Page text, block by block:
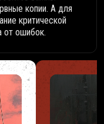
копии. А для
критической
от ошибок.